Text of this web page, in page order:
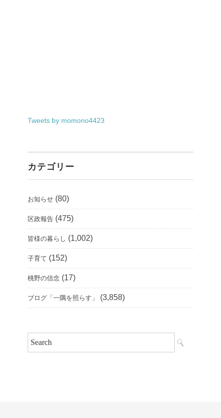
Tweets by momono4423
カテゴリー
お知らせ (80)
区政報告 (475)
皆様の暮らし (1,002)
子育て (152)
桃野の信念 (17)
ブログ「一隅を照らす」 (3,858)